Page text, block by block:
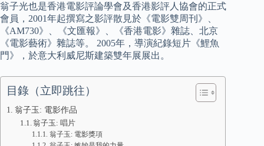
翁子光也是香港電影評論學會及香港影評人協會的正式
會員，2001年起撰寫之影評散見於《電影雙周刊》、
《AM730》、《文匯報》、《香港電影》雜誌、北京
《電影藝術》雜誌等。 2005年，導演紀錄短片《鯉魚
門》，於意大利威尼斯建築雙年展展出。
目錄（立即跳往）
翁子玉: 電影作品
翁子玉: 唱片
翁子玉: 電影獎項